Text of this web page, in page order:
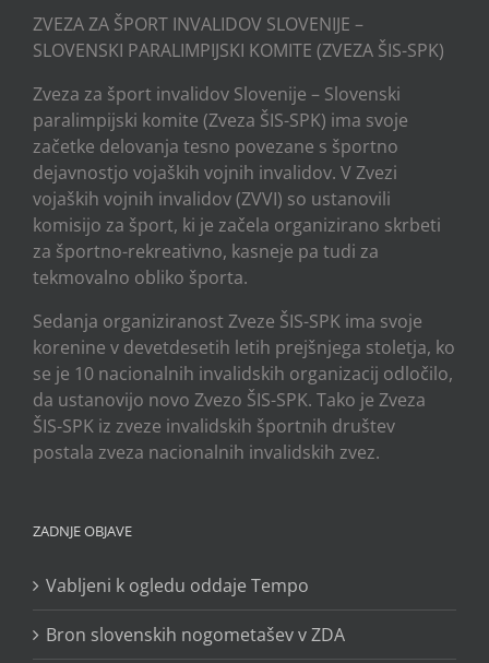
ZVEZA ZA ŠPORT INVALIDOV SLOVENIJE –
SLOVENSKI PARALIMPIJSKI KOMITE (ZVEZA ŠIS-SPK)
Zveza za šport invalidov Slovenije – Slovenski
paralimpijski komite (Zveza ŠIS-SPK) ima svoje
začetke delovanja tesno povezane s športno
dejavnostjo vojaških vojnih invalidov. V Zvezi
vojaških vojnih invalidov (ZVVI) so ustanovili
komisijo za šport, ki je začela organizirano skrbeti
za športno-rekreativno, kasneje pa tudi za
tekmovalno obliko športa.
Sedanja organiziranost Zveze ŠIS-SPK ima svoje
korenine v devetdesetih letih prejšnjega stoletja, ko
se je 10 nacionalnih invalidskih organizacij odločilo,
da ustanovijo novo Zvezo ŠIS-SPK. Tako je Zveza
ŠIS-SPK iz zveze invalidskih športnih društev
postala zveza nacionalnih invalidskih zvez.
ZADNJE OBJAVE
Vabljeni k ogledu oddaje Tempo
Bron slovenskih nogometašev v ZDA